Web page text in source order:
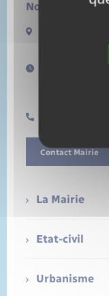
Nous contacter
27480
Horaires
Lundi de 14h
Samedi de
Contact Mairie
La Mairie
Etat-civil
Urbanisme